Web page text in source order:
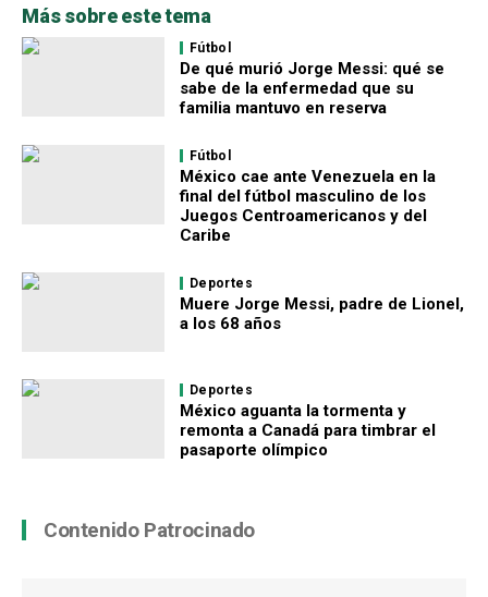
Más sobre este tema
Fútbol
De qué murió Jorge Messi: qué se
sabe de la enfermedad que su
familia mantuvo en reserva
Fútbol
México cae ante Venezuela en la
final del fútbol masculino de los
Juegos Centroamericanos y del
Caribe
Deportes
Muere Jorge Messi, padre de Lionel,
a los 68 años
Deportes
México aguanta la tormenta y
remonta a Canadá para timbrar el
pasaporte olímpico
Contenido Patrocinado